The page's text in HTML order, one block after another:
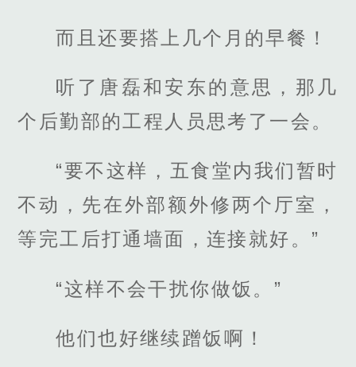
而且还要搭上几个月的早餐！
听了唐磊和安东的意思，那几
个后勤部的工程人员思考了一会。
“要不这样，五食堂内我们暂时
不动，先在外部额外修两个厅室，
等完工后打通墙面，连接就好。”
“这样不会干扰你做饭。”
他们也好继续蹭饭啊！